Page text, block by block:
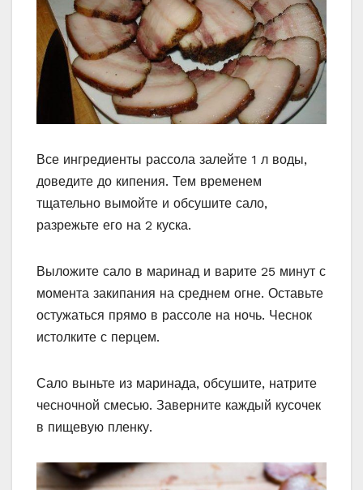
Все ингредиенты рассола залейте 1 л воды,
доведите до кипения. Тем временем
тщательно вымойте и обсушите сало,
разрежьте его на 2 куска.
Выложите сало в маринад и варите 25 минут с
момента закипания на среднем огне. Оставьте
остужаться прямо в рассоле на ночь. Чеснок
истолките с перцем.
Сало выньте из маринада, обсушите, натрите
чесночной смесью. Заверните каждый кусочек
в пищевую пленку.